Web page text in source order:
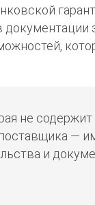
документации
не содержит
—
и